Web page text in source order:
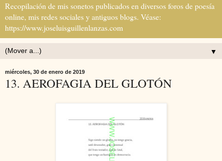
Recopilación de mis sonetos publicados en diversos foros de poesía
online, mis redes sociales y antiguos blogs. Véase:
https://www.joseluisguillenlanzas.com
▼
miércoles, 30 de enero de 2019
13. AEROFAGIA DEL GLOTÓN